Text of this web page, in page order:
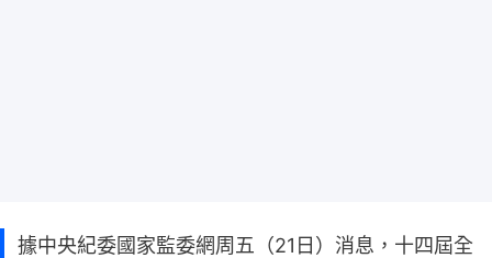
據中央紀委國家監委網周五（21日）消息，十四屆全